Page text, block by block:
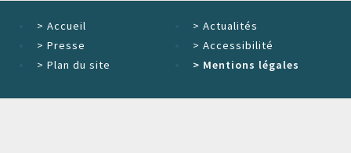
> Accueil > Actualités
> Presse > Accessibilité
> Plan du site > Mentions légales